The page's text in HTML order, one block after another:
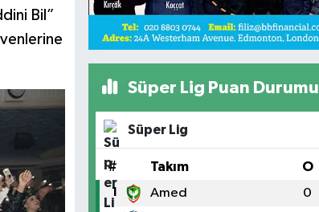
Bil”
Süper Lig Puan Durumu
Süper Lig
# Takım O
1 Amed 0